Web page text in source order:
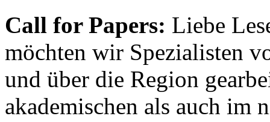
Call for Papers: Liebe
möchten wir Spezialisten
und über die Region
akademischen als auch im